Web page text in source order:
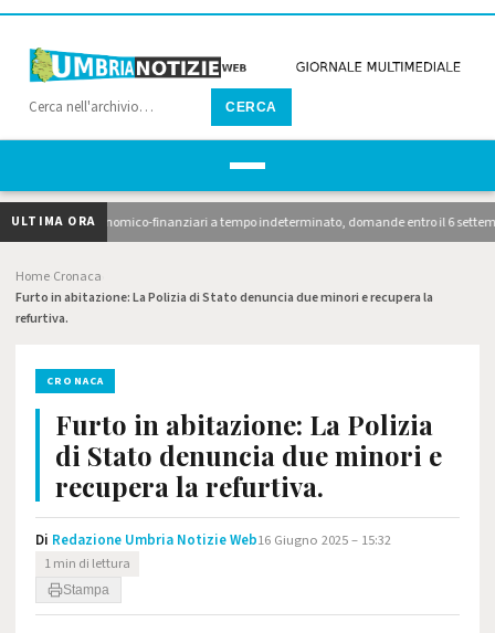
CERCA
ULTIMA ORAeconomico-finanziari a tempo indeterminato, domande entro il 6
Home Cronaca
Furto in abitazione: La Polizia di Stato denuncia due minori e recupera la
refurtiva.
CRONACA
Furto in abitazione: La Polizia
di Stato denuncia due minori e
recupera la refurtiva.
Di Redazione Umbria Notizie Web16 Giugno 2025 – 15:32
1 min di lettura
Stampa